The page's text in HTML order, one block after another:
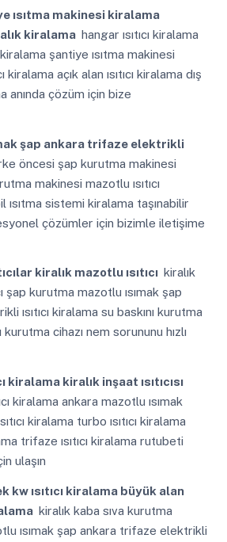
ısıtma makinesi kiralama
kiralama hangar ısıtıcı kiralama
şantiye ısıtma makinesi
kiralama açık alan ısıtıcı kiralama dış
anında çözüm için bize
şap ankara trifaze elektrikli
öncesi şap kurutma makinesi
makinesi mazotlu ısıtıcı
ısıtma sistemi kiralama taşınabilir
çözümler için bizimle iletişime
kiralık mazotlu ısıtıcı kiralık
şap kurutma mazotlu ısımak şap
ısıtıcı kiralama su baskını kurutma
cihazı nem sorununu hızlı
kiralama kiralık inşaat ısıtıcısı
kiralama ankara mazotlu ısımak
kiralama turbo ısıtıcı kiralama
trifaze ısıtıcı kiralama rutubeti
ulaşın
kw ısıtıcı kiralama büyük alan
kiralık kaba sıva kurutma
ısımak şap ankara trifaze elektrikli